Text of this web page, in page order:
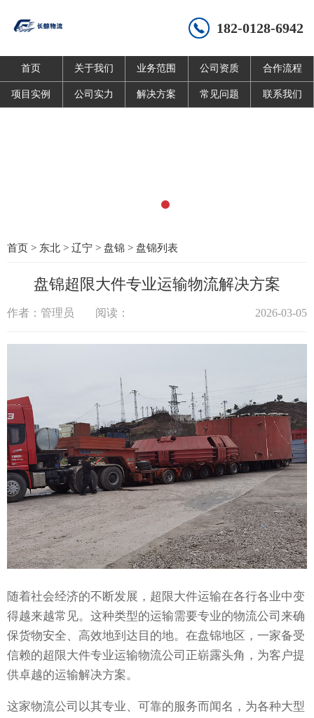
182-0128-6942
首页 关于我们 业务范围 公司资质 合作流程
项目实例 公司实力 解决方案 常见问题 联系我们
首页 > 东北 > 辽宁 > 盘锦 > 盘锦列表
盘锦超限大件专业运输物流解决方案
作者：管理员 阅读： 2026-03-05
随着社会经济的不断发展，超限大件运输在各行各业中变
得越来越常见。这种类型的运输需要专业的物流公司来确
保货物安全、高效地到达目的地。在盘锦地区，一家备受
信赖的超限大件专业运输物流公司正崭露头角，为客户提
供卓越的运输解决方案。
这家物流公司以其专业、可靠的服务而闻名，为各种大型